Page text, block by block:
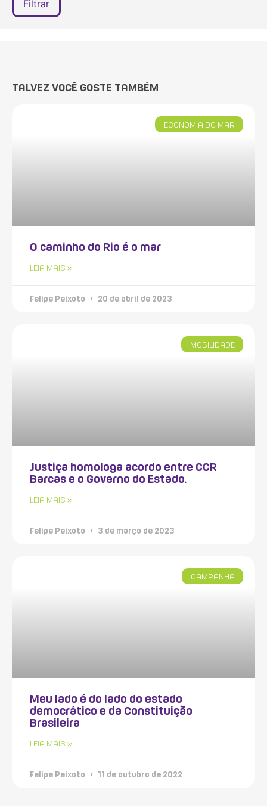
TALVEZ VOCÊ GOSTE TAMBÉM
ECONOMIA DO MAR
O caminho do Rio é o mar
LEIA MAIS »
Felipe Peixoto 20 de abril de 2023
MOBILIDADE
Justiça homologa acordo entre CCR
Barcas e o Governo do Estado.
LEIA MAIS »
Felipe Peixoto 3 de março de 2023
CAMPANHA
Meu lado é do lado do estado
democrático e da Constituição
Brasileira
LEIA MAIS »
Felipe Peixoto 11 de outubro de 2022